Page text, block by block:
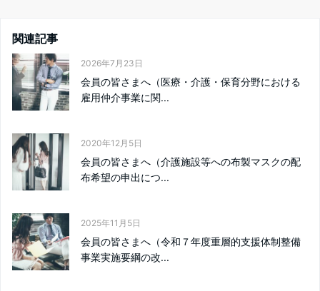
関連記事
2026年7月23日
会員の皆さまへ（医療・介護・保育分野における
雇用仲介事業に関...
2020年12月5日
会員の皆さまへ（介護施設等への布製マスクの配
布希望の申出につ...
2025年11月5日
会員の皆さまへ（令和７年度重層的支援体制整備
事業実施要綱の改...